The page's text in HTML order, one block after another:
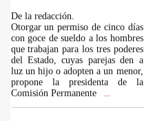
De la redacción.
Otorgar un permiso de cinco días
con goce de sueldo a los hombres
que trabajan para los tres poderes
del Estado, cuyas parejas den a
luz un hijo o adopten a un menor,
propone la presidenta de la
Comisión Permanente